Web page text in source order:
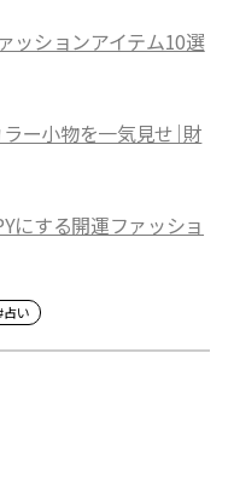
ッションアイテム10選
ー小物を一気見せ｜財
にする開運ファッショ
占い